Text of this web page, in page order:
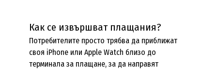
Как се извършват плащания?
Потребителите просто трябва да приближат
своя iPhone или Apple Watch близо до
терминала за плащане, за да направят